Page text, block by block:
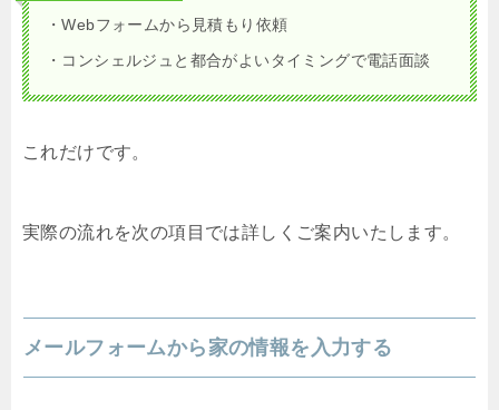
・Webフォームから見積もり依頼
・コンシェルジュと都合がよいタイミングで電話面談
これだけです。
実際の流れを次の項目では詳しくご案内いたします。
メールフォームから家の情報を入力する